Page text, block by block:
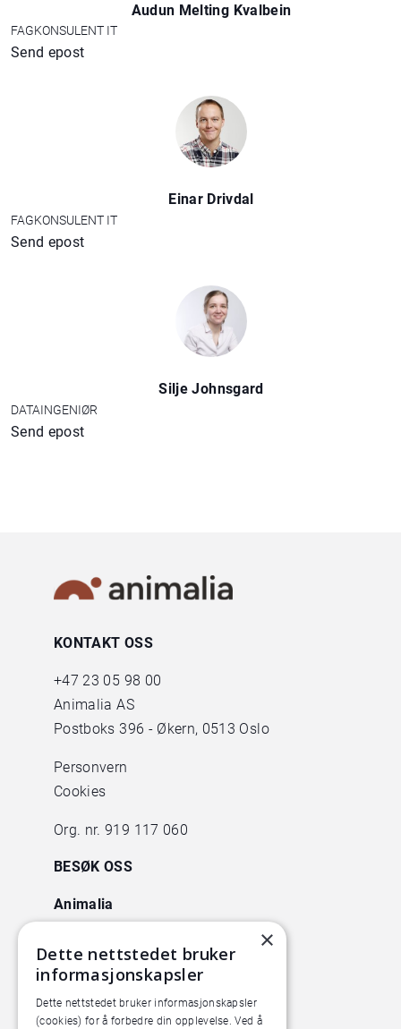
Audun Melting Kvalbein
FAGKONSULENT IT
Send epost
Einar Drivdal
FAGKONSULENT IT
Send epost
Silje Johnsgard
DATAINGENIØR
Send epost
KONTAKT OSS
+47 23 05 98 00
Animalia AS
Postboks 396 - Økern, 0513 Oslo
Personvern
Cookies
Org. nr. 919 117 060
BESØK OSS
Animalia
0585 Oslo
Økern Torgvei 13,
×
Dette nettstedet bruker
informasjonskapsler
Dette nettstedet bruker informasjonskapsler
(cookies) for å forbedre din opplevelse. Ved å